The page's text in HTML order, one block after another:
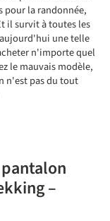
pour la randonnée,
il survit à toutes les
une telle
n'importe quel
le mauvais modèle,
n'est pas du tout
–